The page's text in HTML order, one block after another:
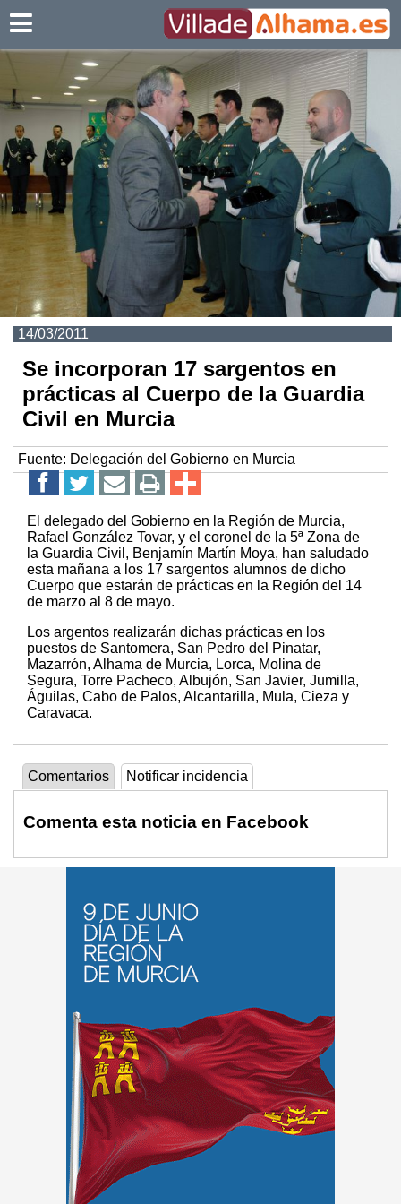
14/03/2011
Se incorporan 17 sargentos en
prácticas al Cuerpo de la Guardia
Civil en Murcia
Fuente: Delegación del Gobierno en Murcia
El delegado del Gobierno en la Región de Murcia,
Rafael González Tovar, y el coronel de la 5ª Zona de
la Guardia Civil, Benjamín Martín Moya, han saludado
esta mañana a los 17 sargentos alumnos de dicho
Cuerpo que estarán de prácticas en la Región del 14
de marzo al 8 de mayo.
Los argentos realizarán dichas prácticas en los
puestos de Santomera, San Pedro del Pinatar,
Mazarrón, Alhama de Murcia, Lorca, Molina de
Segura, Torre Pacheco, Albujón, San Javier, Jumilla,
Águilas, Cabo de Palos, Alcantarilla, Mula, Cieza y
Caravaca.
Comentarios Notificar incidencia
Comenta esta noticia en Facebook